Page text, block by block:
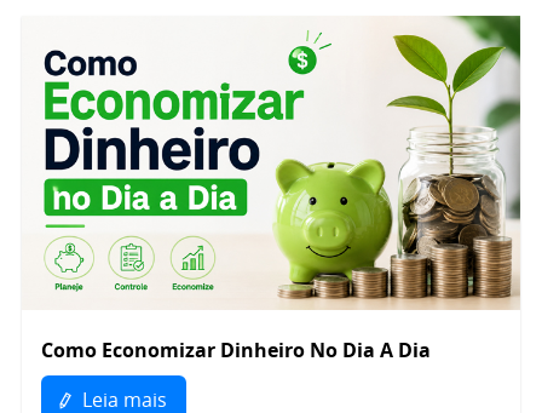
Como Economizar Dinheiro No Dia A Dia
Leia mais